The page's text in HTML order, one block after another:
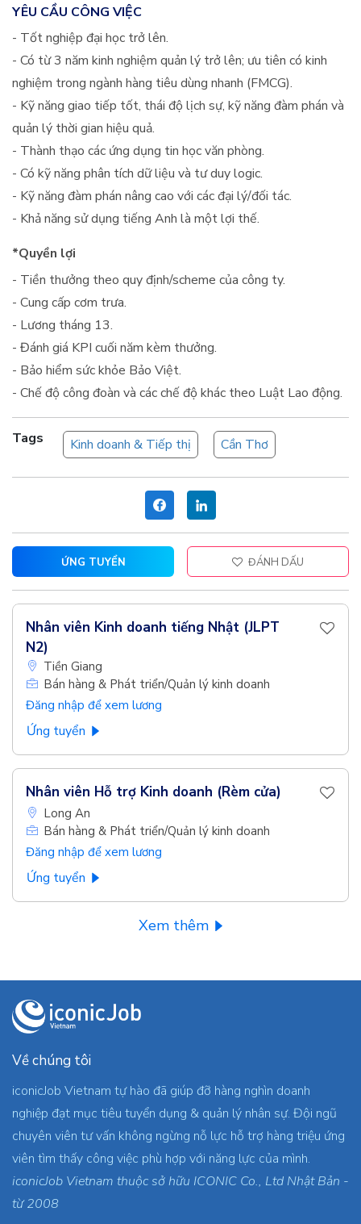
YÊU CẦU CÔNG VIỆC
- Tốt nghiệp đại học trở lên.
- Có từ 3 năm kinh nghiệm quản lý trở lên; ưu tiên có kinh
nghiệm trong ngành hàng tiêu dùng nhanh (FMCG).
- Kỹ năng giao tiếp tốt, thái độ lịch sự, kỹ năng đàm phán và
quản lý thời gian hiệu quả.
- Thành thạo các ứng dụng tin học văn phòng.
- Có kỹ năng phân tích dữ liệu và tư duy logic.
- Kỹ năng đàm phán nâng cao với các đại lý/đối tác.
- Khả năng sử dụng tiếng Anh là một lợi thế.
*Quyền lợi
- Tiền thưởng theo quy định/scheme của công ty.
- Cung cấp cơm trưa.
- Lương tháng 13.
- Đánh giá KPI cuối năm kèm thưởng.
- Bảo hiểm sức khỏe Bảo Việt.
- Chế độ công đoàn và các chế độ khác theo Luật Lao động.
Tags Kinh doanh & Tiếp thị Cần Thơ
ỨNG TUYỂN ĐÁNH DẤU
Nhân viên Kinh doanh tiếng Nhật (JLPT
N2)
Tiền Giang
Bán hàng & Phát triển/Quản lý kinh doanh
Đăng nhập để xem lương
Ứng tuyển
Nhân viên Hỗ trợ Kinh doanh (Rèm cửa)
Long An
Bán hàng & Phát triển/Quản lý kinh doanh
Đăng nhập để xem lương
Ứng tuyển
Xem thêm
Về chúng tôi
iconicJob Vietnam tự hào đã giúp đỡ hàng nghìn doanh
nghiệp đạt mục tiêu tuyển dụng & quản lý nhân sự. Đội ngũ
chuyên viên tư vấn không ngừng nỗ lực hỗ trợ hàng triệu ứng
viên tìm thấy công việc phù hợp với năng lực của mình.
iconicJob Vietnam thuộc sở hữu ICONIC Co., Ltd Nhật Bản -
từ 2008